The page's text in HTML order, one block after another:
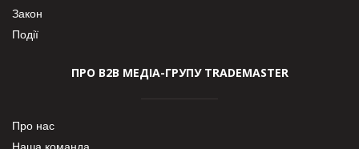
Закон
Події
ПРО В2В МЕДІА-ГРУПУ TRADEMASTER
Про нас
Наша команда